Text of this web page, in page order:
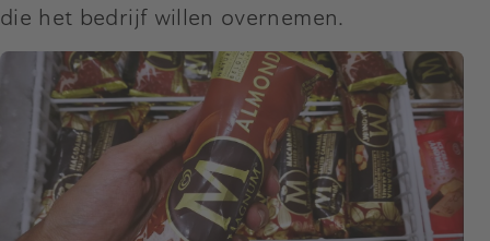
die het bedrijf willen overnemen.